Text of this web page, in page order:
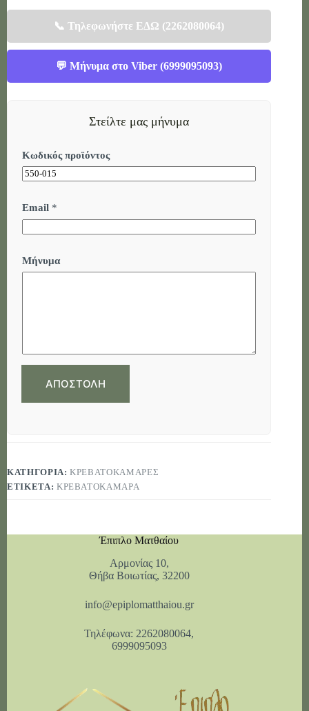
📞 Τηλεφωνήστε ΕΔΩ (2262080064)
💬 Μήνυμα στο Viber (6999095093)
Στείλτε μας μήνυμα
Κωδικός προϊόντος
Email *
ρ
ο
Κ
ω
κ
υ
μ
Μήνυμα
ΑΠΟΣΤΟΛΗ
ΚΑΤΗΓΟΡΊΑ:ΚΡΕΒΑΤΟΚΑΜΑΡΕΣ
ΕΤΙΚΈΤΑ: ΚΡΕΒΑΤΟΚΆΜΑΡΑ
Έπιπλο Ματθαίου
Αρμονίας 10,
Θήβα Βοιωτίας, 32200
info@epiplomatthaiou.gr
Τηλέφωνα: 2262080064,
6999095093